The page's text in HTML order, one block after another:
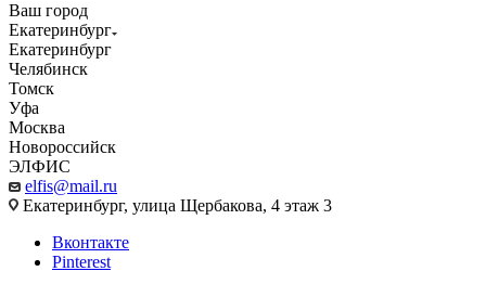
Ваш город
Екатеринбург
Екатеринбург
Челябинск
Томск
Уфа
Москва
Новороссийск
ЭЛФИС
elfis@mail.ru
Екатеринбург, улица Щербакова, 4 этаж 3
Вконтакте
Pinterest